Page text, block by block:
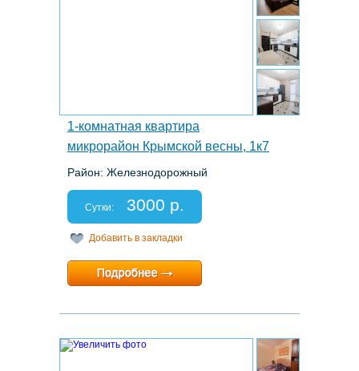
1-комнатная квартира
микрорайон Крымской весны, 1к7
Район: Железнодорожный
Спальных мест: 2+2
Отчетные документы: нет
Сутки: 3000 р.
Добавить в закладки
Минимальный срок:1 суток
Расчетный час:12:00